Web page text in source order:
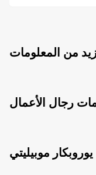
من المعلومات
رجال الأعمال
موبيليتي